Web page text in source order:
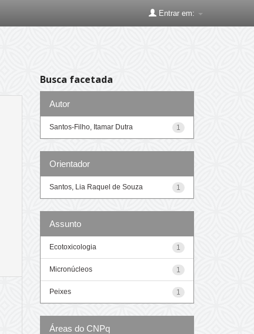
Entrar em:
Busca facetada
Autor
1
Santos-Filho, Itamar Dutra
Orientador
1
Santos, Lia Raquel de Souza
Assunto
1
Ecotoxicologia
1
Micronúcleos
1
Peixes
Áreas do CNPq